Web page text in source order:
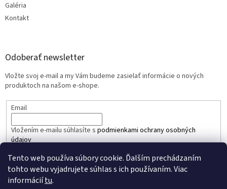
Tento web používa súbory cookie. Ďalším prechádzaním
tohto webu vyjadrujete súhlas s ich používaním. Viac
informáciítu.
Galéria
Kontakt
Odoberať newsletter
Vložte svoj e-mail a my Vám budeme zasielať informácie o nových
produktoch na našom e-shope.
Email
Vložením e-mailu súhlasíte s podmienkami ochrany osobných
údajov
PRIHLÁSIŤ SA